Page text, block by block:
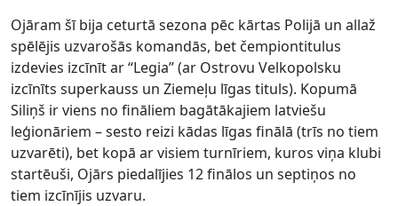
Ojāram šī bija ceturtā sezona pēc kārtas Polijā un allaž
spēlējis uzvarošās komandās, bet čempiontitulus
izdevies izcīnīt ar “Legia” (ar Ostrovu Velkopolsku
izcīnīts superkauss un Ziemeļu līgas tituls). Kopumā
Siliņš ir viens no fināliem bagātākajiem latviešu
leģionāriem – sesto reizi kādas līgas finālā (trīs no tiem
uzvarēti), bet kopā ar visiem turnīriem, kuros viņa klubi
startēuši, Ojārs piedalījies 12 finālos un septiņos no
tiem izcīnījis uzvaru.